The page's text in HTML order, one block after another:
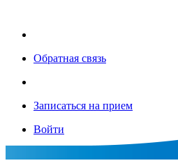
Обратная связь
Записаться на прием
Войти